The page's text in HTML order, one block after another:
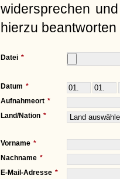
widersprechen
hierzu
Datei
Datum
Aufnahmeort
Land/Nation
Vorname
Nachname
E-Mail-Adresse